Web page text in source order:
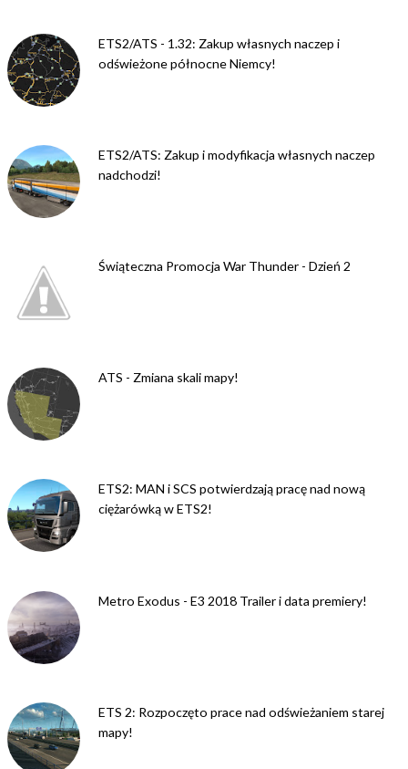
ETS2/ATS - 1.32: Zakup własnych naczep i
odświeżone północne Niemcy!
ETS2/ATS: Zakup i modyfikacja własnych naczep
nadchodzi!
Świąteczna Promocja War Thunder - Dzień 2
ATS - Zmiana skali mapy!
ETS2: MAN i SCS potwierdzają pracę nad nową
ciężarówką w ETS2!
Metro Exodus - E3 2018 Trailer i data premiery!
ETS 2: Rozpoczęto prace nad odświeżaniem starej
mapy!